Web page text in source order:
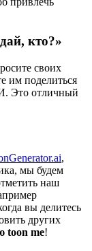
кто?»
своих
им поделиться
Это отличный
,
мы будем
наш
вы делитесь
других
toon me!